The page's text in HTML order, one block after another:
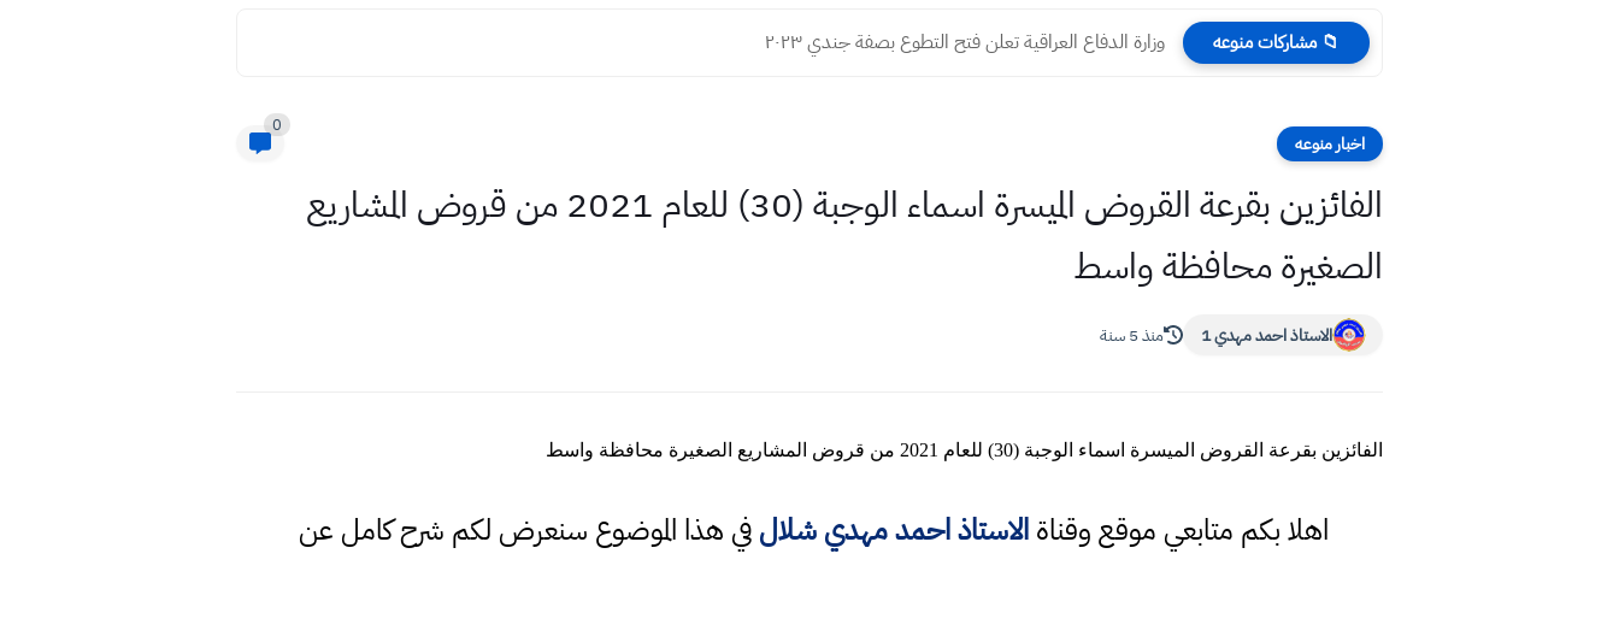
📁 مشاركات منوعه وزارة الدفاع العراقية تعلن فتح التطوع بصفة جندي ٢٠٢٣
اخبار منوعه
0
الفائزين بقرعة القروض الميسرة اسماء الوجبة (30) للعام 2021 من قروض المشاريع
الصغيرة محافظة واسط
الاستاذ احمد مهدي 1 منذ 5 سنة
الفائزين بقرعة القروض الميسرة اسماء الوجبة (30) للعام 2021 من قروض المشاريع الصغيرة محافظة واسط
اهلا بكم متابعي موقع وقناةالاستاذ احمد مهدي شلالفي هذا الموضوع سنعرض لكم شرح كامل عن